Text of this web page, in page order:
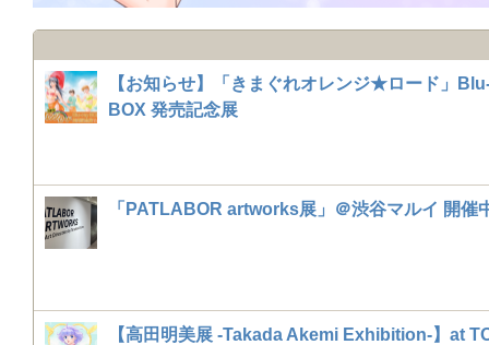
【お知らせ】「きまぐれオレンジ★ロード」
BOX 発売記念展
「PATLABOR artworks展」＠渋谷マルイ 開催
【高田明美展 -Takada Akemi Exhibition-】at